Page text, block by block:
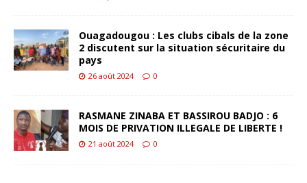
Ouagadougou : Les clubs cibals de la zone
2 discutent sur la situation sécuritaire du
pays
26 août 2024 0
RASMANE ZINABA ET BASSIROU BADJO : 6
MOIS DE PRIVATION ILLEGALE DE LIBERTE !
21 août 2024 0